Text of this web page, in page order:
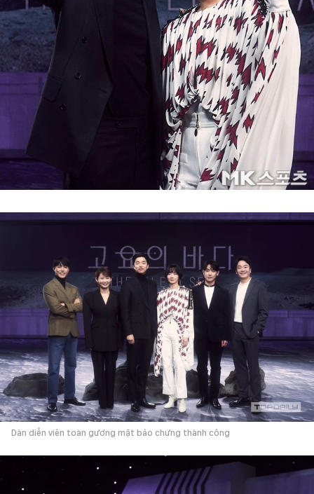
Dàn diễn viên toàn gương mặt bảo chứng thành công